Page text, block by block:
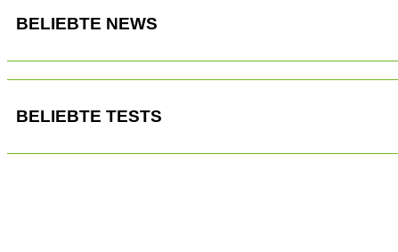
BELIEBTE NEWS
BELIEBTE TESTS